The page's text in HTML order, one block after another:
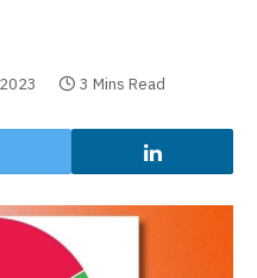
3 Mins Read